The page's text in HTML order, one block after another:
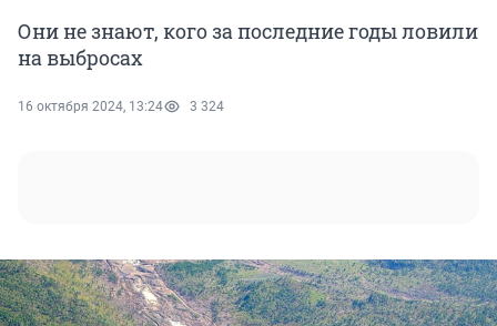
Они не знают, кого за последние годы ловили
на выбросах
16 октября 2024, 13:24 3 324